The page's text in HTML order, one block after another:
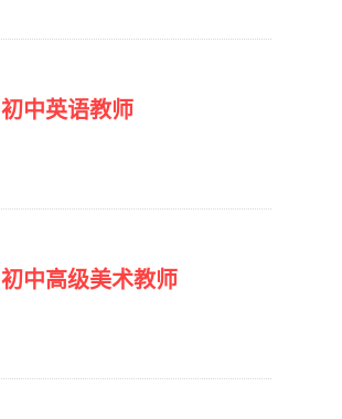
初中英语教师
初中高级美术教师